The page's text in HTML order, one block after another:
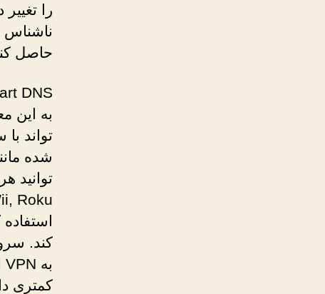
را
ناشناس
حاصل
به این
تواند
شده
کمتری